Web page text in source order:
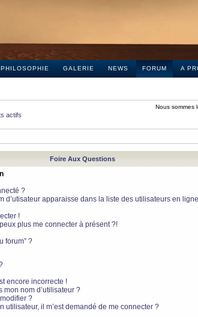
PHILOSOPHIE GALERIE NEWS FORUM A
Nous sommes
actifs
Foire Aux Questions
?
d’utisateur apparaisse dans la liste des utilisateurs en
!
plus me connecter à présent ?!
forum” ?
encore incorrecte !
nom d’utilisateur ?
?
utilisateur, il m’est demandé de me connecter ?